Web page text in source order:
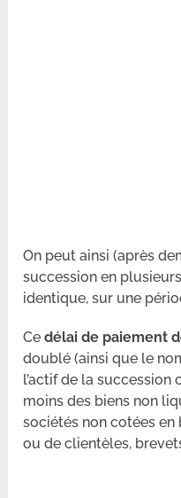
On peut ainsi (après
succession en
identique, sur une
Cedélai de paiement
doublé (ainsi que le
l’actif de la
moins des biens non
sociétés non cotées
ou de clientèles,